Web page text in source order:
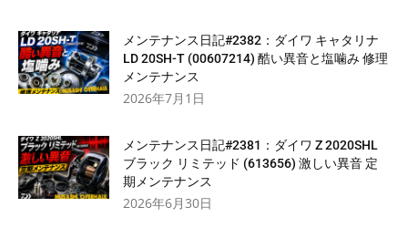
メンテナンス日記#2382：ダイワ キャタリナ
LD 20SH-T (00607214) 酷い異音と塩噛み 修理
メンテナンス
2026年7月1日
メンテナンス日記#2381：ダイワ Z 2020SHL
ブラック リミテッド (613656) 激しい異音 定
期メンテナンス
2026年6月30日